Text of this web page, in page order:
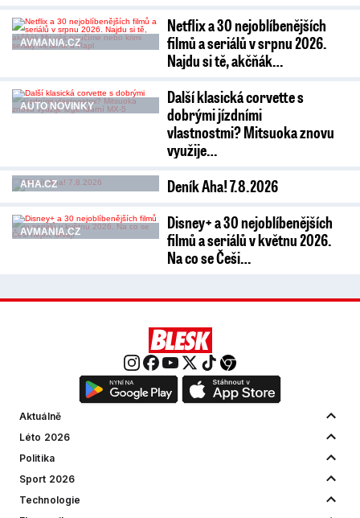
AVMANIA.CZ
Netflix a 30 nejoblíbenějších
filmů a seriálů v srpnu 2026.
Najdu si tě, akčňák…
AUTO NOVINKY
Další klasická corvette s
dobrými jízdními
vlastnostmi? Mitsuoka znovu
využije…
AHA.CZ Deník Aha! 7.8.2026
AVMANIA.CZ
Disney+ a 30 nejoblíbenějších
filmů a seriálů v květnu 2026.
Na co se Češi…
Aktuálně
Léto 2026
Politika
Sport 2026
Technologie